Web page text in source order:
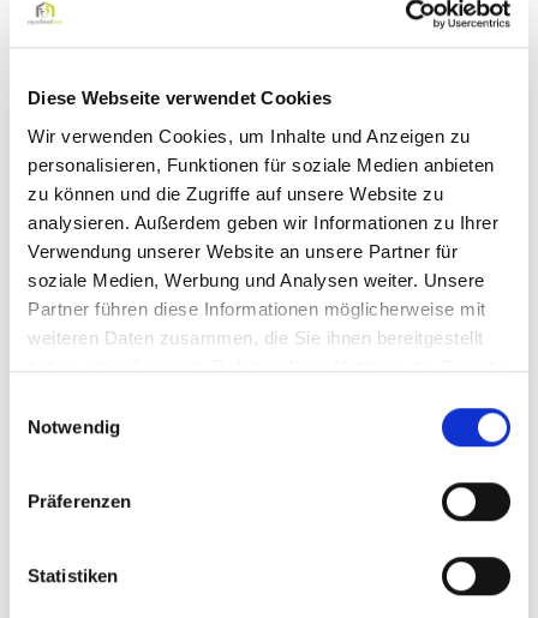
Diese Webseite verwendet Cookies
Wir verwenden Cookies, um Inhalte und Anzeigen zu
personalisieren, Funktionen für soziale Medien anbieten
zu können und die Zugriffe auf unsere Website zu
analysieren. Außerdem geben wir Informationen zu Ihrer
Verwendung unserer Website an unsere Partner für
soziale Medien, Werbung und Analysen weiter. Unsere
Partner führen diese Informationen möglicherweise mit
weiteren Daten zusammen, die Sie ihnen bereitgestellt
haben oder die sie im Rahmen Ihrer Nutzung der Dienste
Notwendig
Präferenzen
Statistiken
Wertschätzende Unternehmenskultur und
Gute Vereinbarkeit von Beruf und Familie durch feste
Arbeitszeiten von Montag bis Freitag sowie freie Ferien-
und Brückentage
Einen Arbeitsplatz in relativer Nähe
Eine abwechslungsreiche und sinnstiftende Tätigkeit
Eine ausführliche Einarbeitung durch unsere
Koordination, unterstützt durch unser
kontinuierliche Aus- und Weiterbildungen
durch unsere Koordination